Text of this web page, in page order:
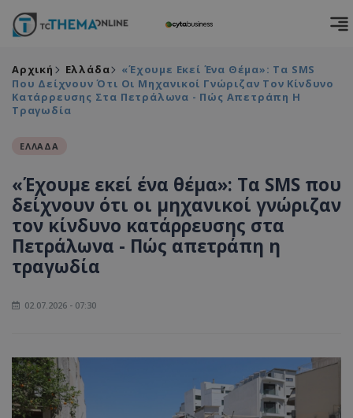
Αρχική Ελλάδα
«Έχουμε Εκεί Ένα Θέμα»: Τα SMS
Που Δείχνουν Ότι Οι Μηχανικοί Γνώριζαν Τον Κίνδυνο
Κατάρρευσης Στα Πετράλωνα - Πώς Απετράπη Η
Τραγωδία
ΕΛΛΑΔΑ
«Έχουμε εκεί ένα θέμα»: Τα SMS που
δείχνουν ότι οι μηχανικοί γνώριζαν
τον κίνδυνο κατάρρευσης στα
Πετράλωνα - Πώς απετράπη η
τραγωδία
02.07.2026 - 07:30